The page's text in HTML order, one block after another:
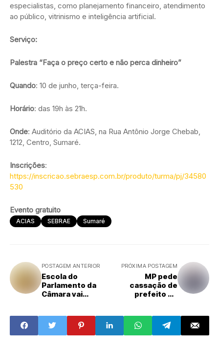
especialistas, como planejamento financeiro, atendimento
ao público, vitrinismo e inteligência artificial.
Serviço:
Palestra “Faça o preço certo e não perca dinheiro”
Quando: 10 de junho, terça-feira.
Horário: das 19h às 21h.
Onde: Auditório da ACIAS, na Rua Antônio Jorge Chebab,
1212, Centro, Sumaré.
Inscrições:
https://inscricao.sebraesp.com.br/produto/turma/pj/34580
530
Evento gratuito
ACIAS SEBRAE Sumaré
POSTAGEM ANTERIOR
Escola do
Parlamento da
Câmara vai
Cidadania de
Amparo
PRÓXIMA POSTAGEM
MP pede
cassação de
prefeito de
econômico nas
eleições de 2024